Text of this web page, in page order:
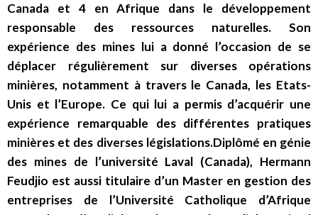
Canada et 4 en Afrique dans le développement
responsable des ressources naturelles. Son
expérience des mines lui a donné l’occasion de se
déplacer régulièrement sur diverses opérations
minières, notamment à travers le Canada, les Etats-
Unis et l’Europe. Ce qui lui a permis d’acquérir une
expérience remarquable des différentes pratiques
minières et des diverses législations.Diplômé en génie
des mines de l’université Laval (Canada), Hermann
Feudjio est aussi titulaire d’un Master en gestion des
entreprises de l’Université Catholique d’Afrique